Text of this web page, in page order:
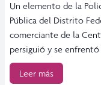
Un elemento de la
Pública del Distrito
comerciante de la
persiguió y se
Leer más